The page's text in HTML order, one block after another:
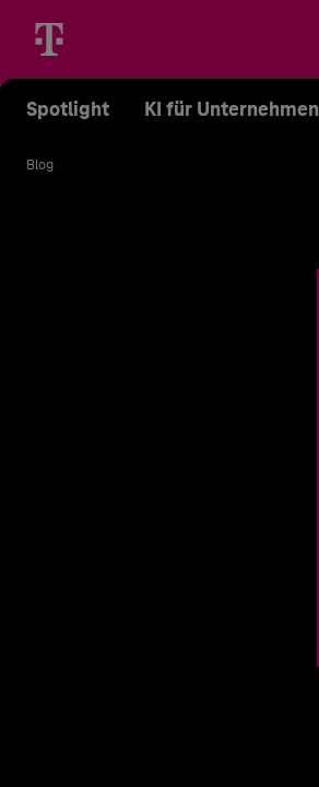
Spotlight KI für Unternehmen
Blog